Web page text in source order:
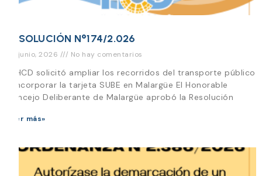
RESOLUCIÓN N°174/2.026
30 junio, 2026 No hay comentarios
El HCD solicitó ampliar los recorridos del transporte público
e incorporar la tarjeta SUBE en Malargüe El Honorable
Concejo Deliberante de Malargüe aprobó la Resolución
Leer más»